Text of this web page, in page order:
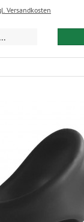
Versandkosten